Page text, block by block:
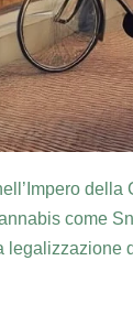
come
legalizzazione